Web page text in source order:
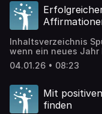
Prozess, bei dem du
zu sehen. Viele
inneren Kritiker. […]
Inhaltsverzeichnis
wenn ein neues Jahr
Vorfreude und
neues Jahr ist wie
Neuanfänge wagen,
beginnen sollen.
Veränderung […]
04.01.26 • 08:23
Mit
finden